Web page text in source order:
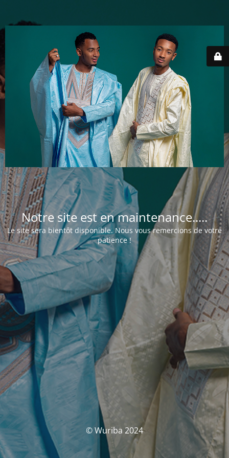
Notre site est en maintenance.....
Le site sera bientôt disponible. Nous vous remercions de votre
patience !
© Wuriba 2024